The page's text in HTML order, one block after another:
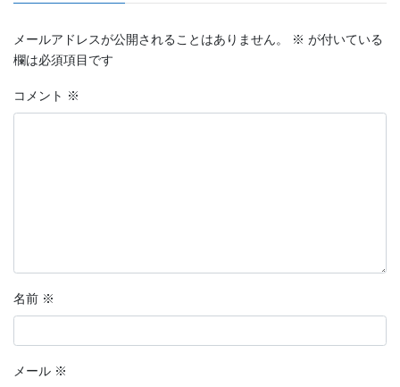
メールアドレスが公開されることはありません。 ※ が付いている
欄は必須項目です
コメント ※
名前 ※
メール ※